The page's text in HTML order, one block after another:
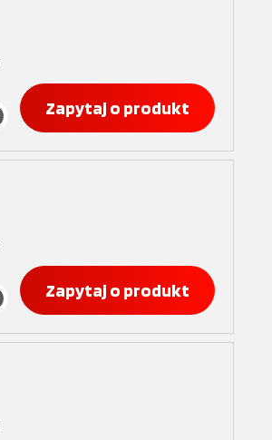
Zapytaj o produkt
Zapytaj o produkt